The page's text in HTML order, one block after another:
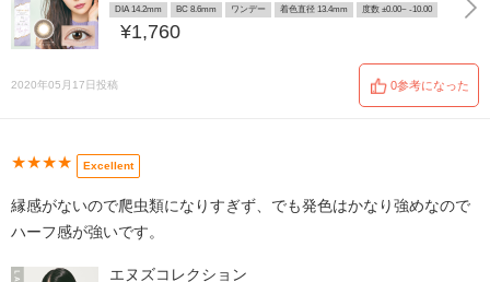
DIA 14.2mm BC 8.6mm ワンデー 着色直径 13.4mm 度数 ±0.00~ -10.00
¥1,760
2020年05月17日投稿 0参考になった
★★★★ Excellent
縁感がないので爬虫類になりすぎず、でも発色はかなり強めなので
ハーフ感が強いです。
エヌズコレクション